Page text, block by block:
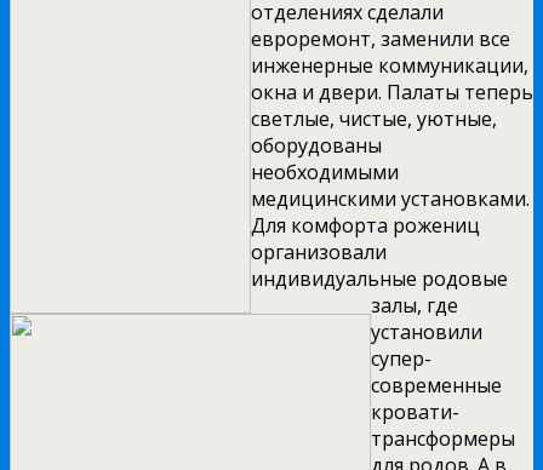
отделениях сделали
евроремонт, заменили все
инженерные коммуникации,
окна и двери. Палаты теперь
светлые, чистые, уютные,
оборудованы
необходимыми
медицинскими установками.
Для комфорта рожениц
организовали
индивидуальные родовые
залы, где
установили
супер-
современные
кровати-
трансформеры